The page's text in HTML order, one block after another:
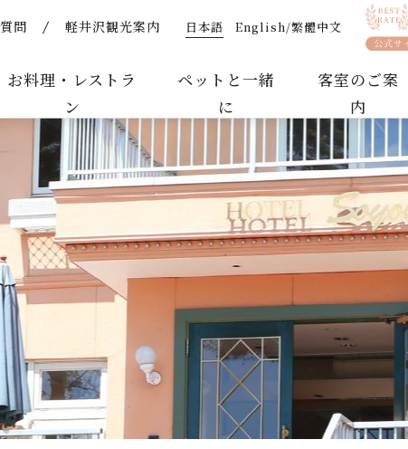
沢ホテルそよかぜ｜ペットと泊まれるリゾートホテル
問 軽井沢観光案内 日本語 English/繁體中文
お料理・レストラ
ン
ペットと一緒
に
客室のご案
内